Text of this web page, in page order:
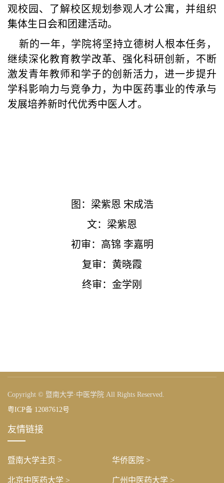
观校园、了解校区规划参观人才公寓，并组织
集体生日会和团建活动。
新的一年，学院将坚持立德树人根本任务，
继续深化教育教学改革、强化科研创新，不断
激发青年教师和学子的创新活力，进一步提升
学科影响力与竞争力，为中医药事业的传承与
发展培养新时代优秀中医人才。
图：梁紫恩 宋成浩
文：梁紫恩
初审：高锦 李嘉明
复审：黄晓霞
终审：金学刚
Copyright © 暨南大学·中医学院 All Rights Reserved.
粤ICP备 12087612号
友情链接
暨南大学主页 > 华侨医院 >
北京中医药大学 > 广州中医药大学 >